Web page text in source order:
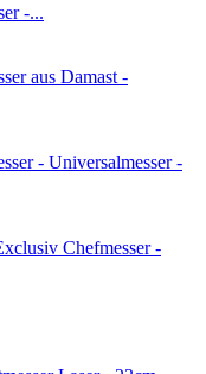
-...
aus Damast -
- Universalmesser -
Chefmesser -